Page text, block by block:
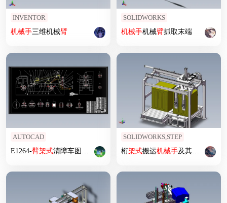
INVENTOR
机械手三维机械臂
SOLIDWORKS
机械手机械臂抓取末端
AUTOCAD
E1264-臂架式清障车图纸全套CAD+说明书
SOLIDWORKS,STEP
桁架式搬运机械手及其滚筒输送线工作站